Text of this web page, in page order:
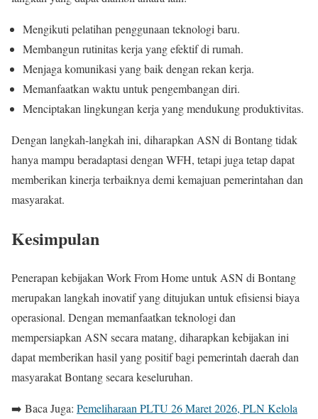
Mengikuti pelatihan penggunaan teknologi baru.
Membangun rutinitas kerja yang efektif di rumah.
Menjaga komunikasi yang baik dengan rekan kerja.
Memanfaatkan waktu untuk pengembangan diri.
Menciptakan lingkungan kerja yang mendukung produktivitas.
Dengan langkah-langkah ini, diharapkan ASN di Bontang tidak
hanya mampu beradaptasi dengan WFH, tetapi juga tetap dapat
memberikan kinerja terbaiknya demi kemajuan pemerintahan dan
masyarakat.
Kesimpulan
Penerapan kebijakan Work From Home untuk ASN di Bontang
merupakan langkah inovatif yang ditujukan untuk efisiensi biaya
operasional. Dengan memanfaatkan teknologi dan
mempersiapkan ASN secara matang, diharapkan kebijakan ini
dapat memberikan hasil yang positif bagi pemerintah daerah dan
masyarakat Bontang secara keseluruhan.
➡️ Baca Juga: Pemeliharaan PLTU 26 Maret 2026, PLN Kelola